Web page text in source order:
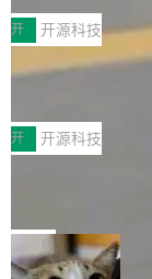
MPComm将作为一
ENT，实现零拷贝
传输性能最高提升5
于自研UCL-
持续开源更多基于
件。 腾讯网平团队
个独立于业务线程
型案例入选名单》
开源 AI 编程平台
创新与落地成效成
助力企业AI研发安
经开始引入 AI
型或企业内部部署
Coding 从个人辅
级应用，企业在规
可控性和代码质量
安全与合规要求。
开 开源科技
深信服AI算力网
前不久，工业和信
智能应用典型案例
各领域的应用成果
产品应用、支撑保
AI算力网关（AI创
各业的Agent走向
渐丰富，用户关注
开 开源科技
Jeff Dean 离开
束，一个实验室
Google 员工编号
Bigtable 作者之一
Gemini 的架构师
局